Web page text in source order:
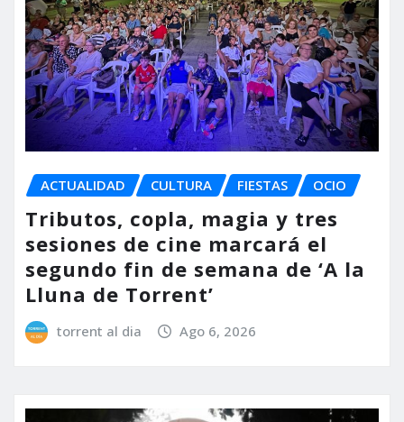
ACTUALIDAD CULTURA FIESTAS OCIO
Tributos, copla, magia y tres
sesiones de cine marcará el
segundo fin de semana de ‘A la
Lluna de Torrent’
torrent al dia Ago 6, 2026